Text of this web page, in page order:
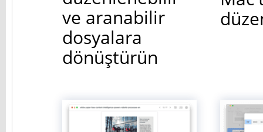
ve aranabilir
dosyalara
dönüştürün